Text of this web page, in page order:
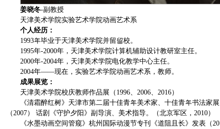
姜晓冬-副教授
天津美术学院实验艺术学院动画艺术系
个人经历：
1993年毕业于天津美术学院并留留校。
1995年-2000年，天津美术学院计算机辅助设计教研室主任。
2000年-2004年，天津美术学院电化教学中⼼主任。
2004年——现在，实验艺术学院动画艺术系，教师。
成果展览：
天津美术学院校庆教师作品展（1996、2006、2016）
《清霜醉红树》天津市第⼆届⼗佳青年美术家、十佳青年书法家
（2007） 话剧《守护夕阳》副导演、美术指导。（北京军区，2010）
《水墨动画空间管窥》杭州国际动漫节专刊《道阻且长》发表（